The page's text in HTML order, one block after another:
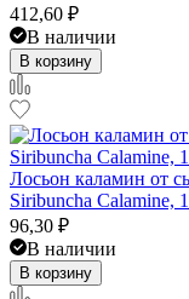
412,60 ₽
В наличии
В корзину
Лосьон каламин от
Siribuncha Calamine,
96,30 ₽
В наличии
В корзину